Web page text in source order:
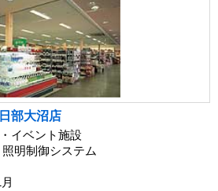
部大沼店
イベント施設
明制御システム